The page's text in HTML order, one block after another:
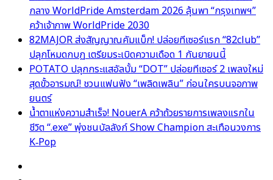
กลาง WorldPride Amsterdam 2026 ลุ้นพา “กรุงเทพฯ”
คว้าเจ้าภาพ WorldPride 2030
82MAJOR ส่งสัญญาณคัมแบ็ก! ปล่อยทีเซอร์แรก “82club”
ปลุกโหมดกบฏ เตรียมระเบิดความเดือด 1 กันยายนนี้
POTATO ปลุกกระแสอัลบั้ม “DOT” ปล่อยทีเซอร์ 2 เพลงใหม่
สุดขั้วอารมณ์! ชวนแฟนฟัง “เพลิดเพลิน” ก่อนใครบนจอภาพ
ยนตร์
น้ำตาแห่งความสำเร็จ! NouerA คว้าถ้วยรายการเพลงแรกใน
ชีวิต “.exe” พุ่งชนบัลลังก์ Show Champion สะเทือนวงการ
K‑Pop